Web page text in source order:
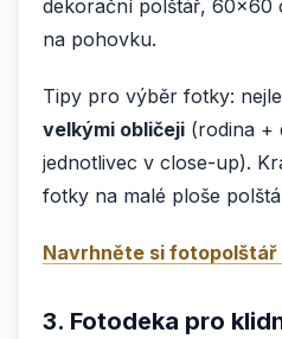
dekorační polštář, 60×60
na pohovku.
Tipy pro výběr fotky:
velkými obličeji (rodina +
jednotlivec v close-up).
fotky na malé ploše
Navrhněte si
3. Fotodeka pro